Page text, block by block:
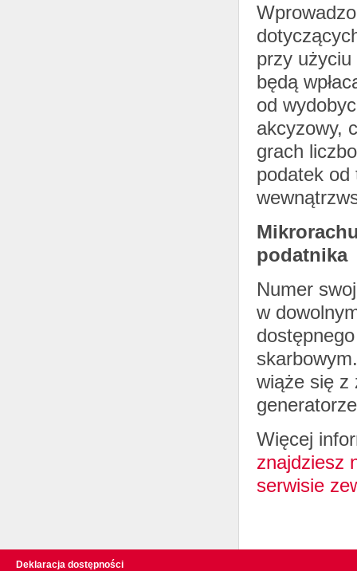
przy
będą
od
akcyzowy,
grach
podatek od
podatnika
Numer
w
wiąże się z
Więcej
znajdziesz
serwisie
Deklaracja dostępności